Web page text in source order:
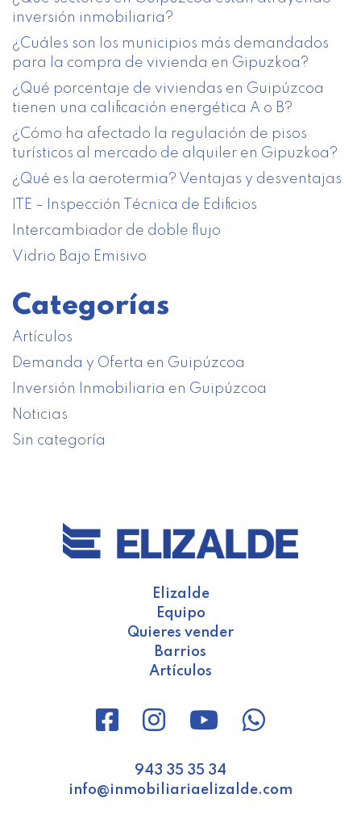
inversión inmobiliaria?
¿Cuáles son los municipios más demandados
para la compra de vivienda en Gipuzkoa?
¿Qué porcentaje de viviendas en Guipúzcoa
tienen una calificación energética A o B?
¿Cómo ha afectado la regulación de pisos
turísticos al mercado de alquiler en Gipuzkoa?
¿Qué es la aerotermia? Ventajas y desventajas
ITE – Inspección Técnica de Edificios
Intercambiador de doble flujo
Vidrio Bajo Emisivo
Categorías
Artículos
Demanda y Oferta en Guipúzcoa
Inversión Inmobiliaria en Guipúzcoa
Noticias
Sin categoría
Elizalde
Equipo
Quieres vender
Barrios
Artículos
943 35 35 34
info@inmobiliariaelizalde.com